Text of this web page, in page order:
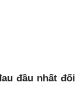
đầu nhất đối